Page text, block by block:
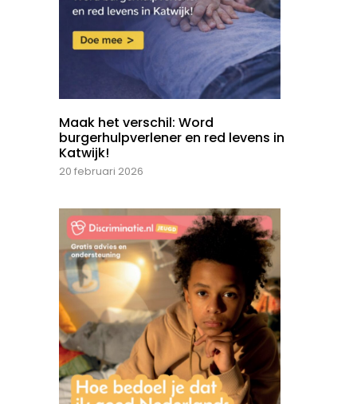
Maak het verschil: Word
burgerhulpverlener en red levens in
Katwijk!
20 februari 2026